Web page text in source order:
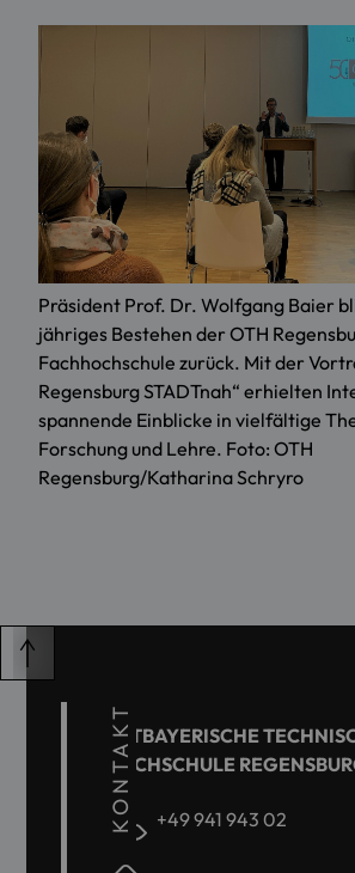
Präsident Prof. Dr. Wolfgang Baier
jähriges Bestehen der OTH
Fachhochschule zurück. Mit der
Regensburg STADTnah“ erhielten
spannende Einblicke in vielfältige
Forschung und Lehre. Foto: OTH
Regensburg/Katharina Schryro
KONTAKT
OSTBAYERISCHE
HOCHSCHULE
+49 941 943 02